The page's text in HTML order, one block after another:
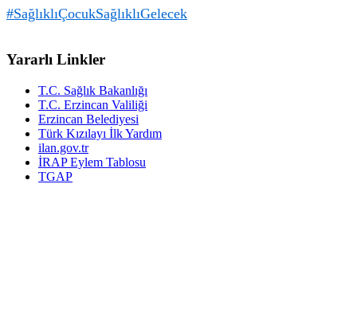
#SağlıklıÇocukSağlıklıGelecek
Yararlı Linkler
T.C. Sağlık Bakanlığı
T.C. Erzincan Valiliği
Erzincan Belediyesi
Türk Kızılayı İlk Yardım
ilan.gov.tr
İRAP Eylem Tablosu
TGAP